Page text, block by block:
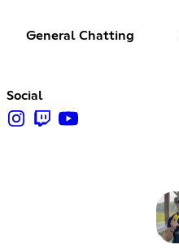
General Chatting
Social